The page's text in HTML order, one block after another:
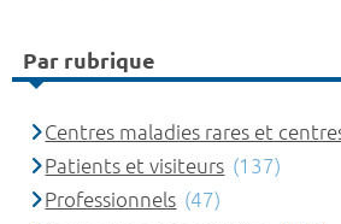
Par rubrique
Centres maladies rares et
Patients et visiteurs (137)
Professionnels (47)